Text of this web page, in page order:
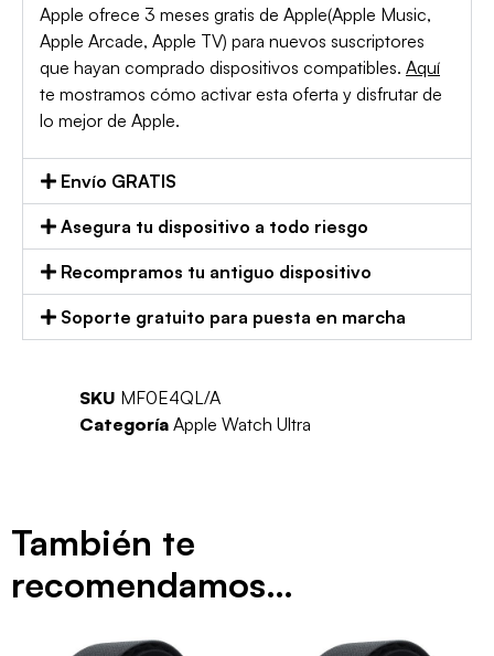
Apple ofrece 3 meses gratis de Apple(Apple Music,
Apple Arcade, Apple TV) para nuevos suscriptores
que hayan comprado dispositivos compatibles. Aquí
te mostramos cómo activar esta oferta y disfrutar de
lo mejor de Apple.
Envío GRATIS
Asegura tu dispositivo a todo riesgo
Recompramos tu antiguo dispositivo
Soporte gratuito para puesta en marcha
SKU MF0E4QL/A
Categoría Apple Watch Ultra
También te
recomendamos…